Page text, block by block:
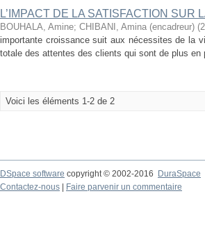
L’IMPACT DE LA SATISFACTION SUR
BOUHALA, Amine; CHIBANI, Amina (encadreur) (
importante croissance suit aux nécessites de la
totale des attentes des clients qui sont de plus
Voici les éléments 1-2 de 2
DSpace software copyright © 2002-2016
DuraSpace
Contactez-nous
Faire parvenir un commentaire